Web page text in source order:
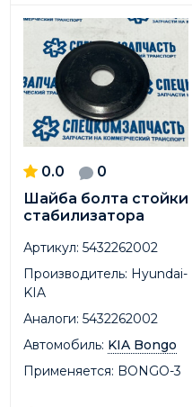
0.0
0
Шайба болта стойки
стабилизатора
Артикул: 5432262002
Производитель: Hyundai-
KIA
Аналоги: 5432262002
Автомобиль: KIA Bongo
Применяется: BONGO-3